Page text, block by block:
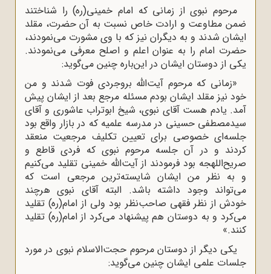
مرحوم نبوی از زمانی که امام خمینی(ره) را شناختند
ضمن مطاوعت و ارادت خاص نسبت به آن حضرت، مقلد
ایشان شدند و به دیگران نیز که با وی مشورت می‌نمودند،
حضرت امام را به عنوان اعلم و اصلح معرفی می‌نمودند.
یکی از دوستان ایشان در این‌باره چنین می‌گوید:
«زمانی که مرحوم آیت‌الله بروجردی فوت شدند و من
خود نیز مقلد ایشان بودم مسئله مرجع بعد از ایشان پیش
آمد. یادم هست آقای نبوی، شیخ ابوتراب عاشوری و آقای
سیدمصطفی حسینی در مدرسه علمیه که در بازار واقع بود
جلسه‌ای خصوصی برای تعیین تکلیف مرجعیت منعقد
کردند و در آن جلسه مرحوم نبوی که فردی قاطع و
صریح‌اللهجه بود فرمودند از آیت‌الله خمینی تقلید می‌کنیم
و به نظر من ایشان شایسته‌ترین مرجعی است که
می‌تواند وجود داشته باشد. البته آقای نبوی هرچند
خودش از نظر فقهی صاحب‌نظر بود ولی از امام(ره) تقلید
می‌کرد و به دوستان هم پیشنهاد می‌کرد از امام(ره) تقلید
کنند.»
یکی دیگر از دوستان مرحوم حجت‌الاسلام نبوی در مورد
جلسات علمی ایشان چنین می‌گوید: